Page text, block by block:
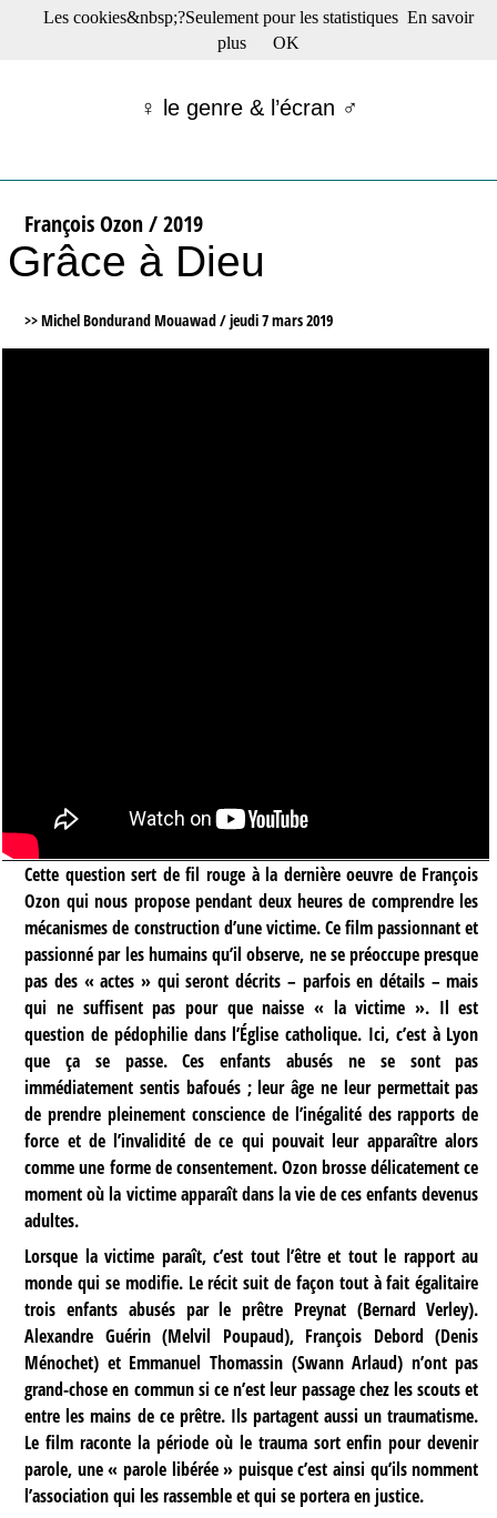
☰ Menu
Films récents
Tribunes
Bloc-notes
Archives
S’abonner à la Lettre !
♀ le genre & l’écran ♂
François Ozon / 2019
Grâce à Dieu
>> Michel Bondurand Mouawad /jeudi 7 mars 2019
Cette question sert de fil rouge à la dernière oeuvre de François
Ozon qui nous propose pendant deux heures de comprendre les
mécanismes de construction d’une victime. Ce film passionnant et
passionné par les humains qu’il observe, ne se préoccupe presque
pas des « actes » qui seront décrits – parfois en détails – mais
qui ne suffisent pas pour que naisse « la victime ». Il est
question de pédophilie dans l’Église catholique. Ici, c’est à Lyon
que ça se passe. Ces enfants abusés ne se sont pas
immédiatement sentis bafoués ; leur âge ne leur permettait pas
de prendre pleinement conscience de l’inégalité des rapports de
force et de l’invalidité de ce qui pouvait leur apparaître alors
comme une forme de consentement. Ozon brosse délicatement ce
moment où la victime apparaît dans la vie de ces enfants devenus
adultes.
Lorsque la victime paraît, c’est tout l’être et tout le rapport au
monde qui se modifie. Le récit suit de façon tout à fait égalitaire
trois enfants abusés par le prêtre Preynat (Bernard Verley).
Alexandre Guérin (Melvil Poupaud), François Debord (Denis
Ménochet) et Emmanuel Thomassin (Swann Arlaud) n’ont pas
grand-chose en commun si ce n’est leur passage chez les scouts et
entre les mains de ce prêtre. Ils partagent aussi un traumatisme.
Le film raconte la période où le trauma sort enfin pour devenir
parole, une « parole libérée » puisque c’est ainsi qu’ils nomment
l’association qui les rassemble et qui se portera en justice.
Les cookies&nbsp;?Seulement pour les statistiques En savoir
plus
OK